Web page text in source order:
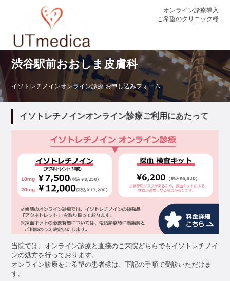
オンライン診療導入
ご希望のクリニック様
渋谷駅前おおしま皮膚科
イソトレチノインオンライン診療 お申し込みフォーム
イソトレチノインオンライン診療ご利用にあたって
当院では、オンライン診療と直接のご来院どちらでもイソトレチノイ
ンの処方を行っております。
オンライン診療をご希望の患者様は、下記の手順で受診いただけま
す。